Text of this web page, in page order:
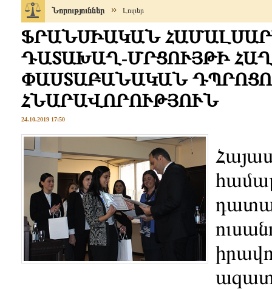
Նորություններ Լուրեր
ՖՐԱՆՍԻԱԿԱՆ
ԴԱՏԱԽԱՂ-ՄՐՑՈՒՅԹԻ
ՓԱՍՏԱԲԱՆԱԿԱՆ
ՀՆԱՐԱՎՈՐՈՒԹՅՈՒՆ
24.10.2019 17:50